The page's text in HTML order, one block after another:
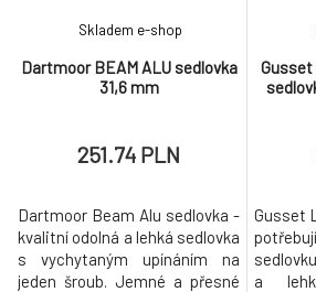
Dartmoor BEAM ALU sedlovka
31,6 mm
Skladem e-shop
251.74 PLN
Dartmoor Beam Alu sedlovka -
kvalitní odolná a lehká sedlovka
s vychytaným upínáním na
jeden šroub. Jemné a přesné
Gusset
a